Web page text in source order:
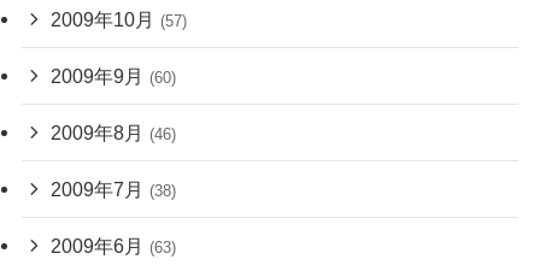
2009年10月 (57)
2009年9月 (60)
2009年8月 (46)
2009年7月 (38)
2009年6月 (63)